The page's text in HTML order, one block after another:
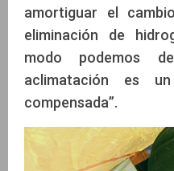
amortiguar el
eliminación de
modo podemos
aclimatación es
compensada”.